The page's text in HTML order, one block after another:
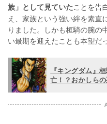
族」として見ていたことを告
え、家族という強い絆を素直
りました。しかも桓騎の腕の
い最期を迎えたことも本望だ
『キングダム』
亡！？おかしら